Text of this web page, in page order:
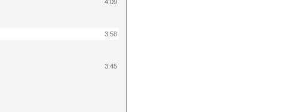
4:09
3:58
3:45